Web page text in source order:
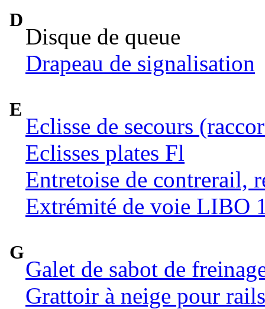
D
Disque de queue
Drapeau de signalisation
E
Eclisse de secours
Eclisses plates Fl
Entretoise de contrerail,
Extrémité de voie LIBO
G
Galet de sabot de
Grattoir à neige pour rails